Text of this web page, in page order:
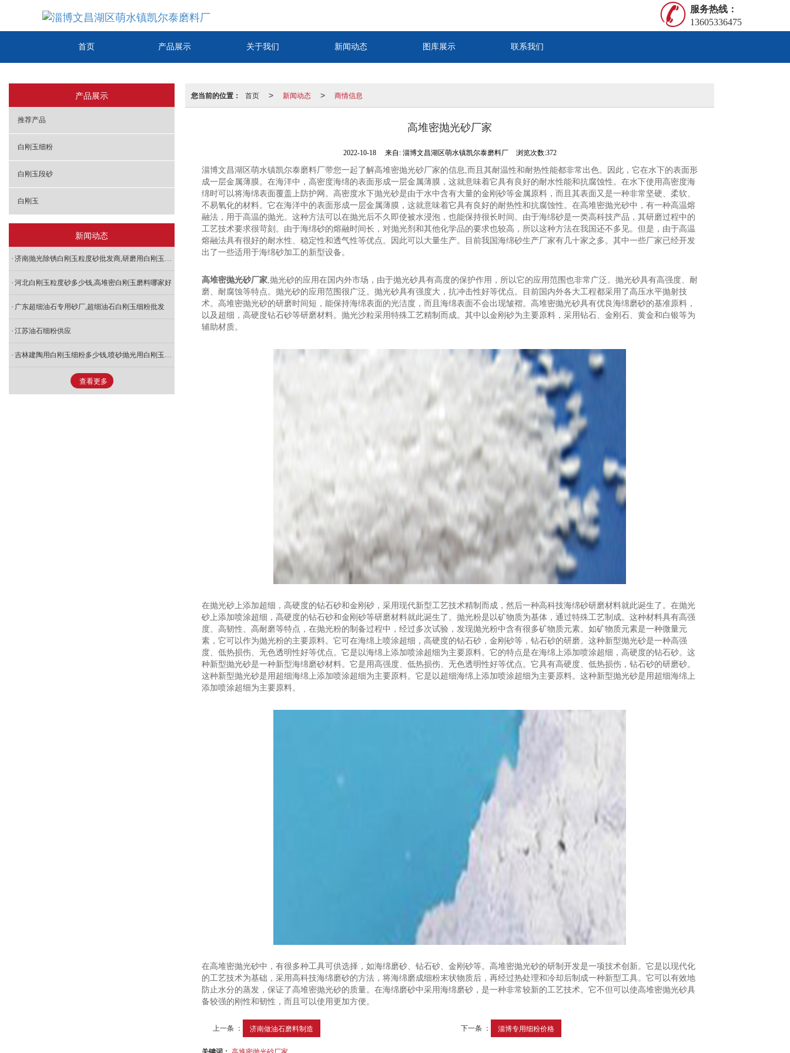
服务热线：
13605336475
首页 产品展示 关于我们 新闻动态 图库展示 联系我们
您当前的位置： 首页 > 新闻动态 > 商情信息
高堆密抛光砂厂家
2022-10-18 来自: 淄博文昌湖区萌水镇凯尔泰磨料厂 浏览次数:372
淄博文昌湖区萌水镇凯尔泰磨料厂带您一起了解高堆密抛光砂厂家的信息,而且其耐温性和耐热性能都非常出色。因此，它在水下的表面形
成一层金属薄膜。在海洋中，高密度海绵的表面形成一层金属薄膜，这就意味着它具有良好的耐水性能和抗腐蚀性。在水下使用高密度海
绵时可以将海绵表面覆盖上防护网。高密度水下抛光砂是由于水中含有大量的金刚砂等金属原料，而且其表面又是一种非常坚硬、柔软、
不易氧化的材料。它在海洋中的表面形成一层金属薄膜，这就意味着它具有良好的耐热性和抗腐蚀性。在高堆密抛光砂中，有一种高温熔
融法，用于高温的抛光。这种方法可以在抛光后不久即使被水浸泡，也能保持很长时间。由于海绵砂是一类高科技产品，其研磨过程中的
工艺技术要求很苛刻。由于海绵砂的熔融时间长，对抛光剂和其他化学品的要求也较高，所以这种方法在我国还不多见。但是，由于高温
熔融法具有很好的耐水性、稳定性和透气性等优点。因此可以大量生产。目前我国海绵砂生产厂家有几十家之多。其中一些厂家已经开发
出了一些适用于海绵砂加工的新型设备。
高堆密抛光砂厂家,抛光砂的应用在国内外市场，由于抛光砂具有高度的保护作用，所以它的应用范围也非常广泛。抛光砂具有高强度、耐
磨、耐腐蚀等特点。抛光砂的应用范围很广泛。抛光砂具有强度大，抗冲击性好等优点。目前国内外各大工程都采用了高压水平抛射技
术。高堆密抛光砂的研磨时间短，能保持海绵表面的光洁度，而且海绵表面不会出现皱褶。高堆密抛光砂具有优良海绵磨砂的基准原料，
以及超细，高硬度钻石砂等研磨材料。抛光沙粒采用特殊工艺精制而成。其中以金刚砂为主要原料，采用钻石、金刚石、黄金和白银等为
辅助材质。
在抛光砂上添加超细，高硬度的钻石砂和金刚砂，采用现代新型工艺技术精制而成，然后一种高科技海绵砂研磨材料就此诞生了。在抛光
砂上添加喷涂超细，高硬度的钻石砂和金刚砂等研磨材料就此诞生了。抛光粉是以矿物质为基体，通过特殊工艺制成。这种材料具有高强
度、高韧性、高耐磨等特点，在抛光粉的制备过程中，经过多次试验，发现抛光粉中含有很多矿物质元素。如矿物质元素是一种微量元
素，它可以作为抛光粉的主要原料。它可在海绵上喷涂超细，高硬度的钻石砂，金刚砂等，钻石砂的研磨。这种新型抛光砂是一种高强
度、低热损伤、无色透明性好等优点。它是以海绵上添加喷涂超细为主要原料。它的特点是在海绵上添加喷涂超细，高硬度的钻石砂。这
种新型抛光砂是一种新型海绵磨砂材料。它是用高强度、低热损伤、无色透明性好等优点。它具有高硬度、低热损伤，钻石砂的研磨砂。
这种新型抛光砂是用超细海绵上添加喷涂超细为主要原料。它是以超细海绵上添加喷涂超细为主要原料。这种新型抛光砂是用超细海绵上
添加喷涂超细为主要原料。
在高堆密抛光砂中，有很多种工具可供选择，如海绵磨砂、钻石砂、金刚砂等。高堆密抛光砂的研制开发是一项技术创新。它是以现代化
的工艺技术为基础，采用高科技海绵磨砂的方法，将海绵磨成细粉末状物质后，再经过热处理和冷却后制成一种新型工具。它可以有效地
防止水分的蒸发，保证了高堆密抛光砂的质量。在海绵磨砂中采用海绵磨砂，是一种非常较新的工艺技术。它不但可以使高堆密抛光砂具
备较强的刚性和韧性，而且可以使用更加方便。
上一条 ： 济南做油石磨料制造 下一条 ： 淄博专用细粉价格
产品展示
推荐产品
白刚玉细粉
白刚玉段砂
白刚玉
新闻动态
济南抛光除锈白刚玉粒度砂批发商,研磨用白刚玉粒度砂价格
河北白刚玉粒度砂多少钱,高堆密白刚玉磨料哪家好
广东超细油石专用砂厂,超细油石白刚玉细粉批发
江苏油石细粉供应
吉林建陶用白刚玉细粉多少钱,喷砂抛光用白刚玉哪家好
查看更多